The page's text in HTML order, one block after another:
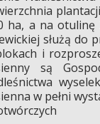
ha, a na otulinę
służą do
i
są
w pełni